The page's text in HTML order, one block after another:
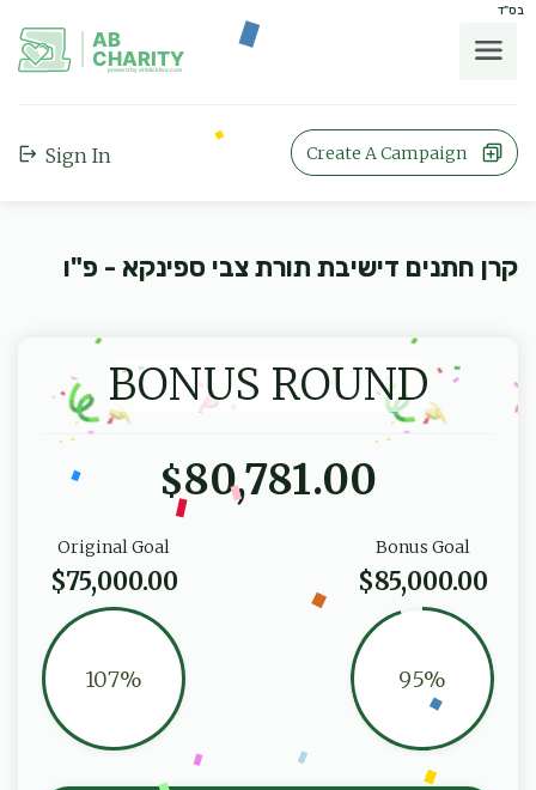
בס"ד
AB
CHARITY
powerd by ahblicklive.com
Sign In Create A Campaign
קרן חתנים דישיבת תורת צבי ספינקא - פ"ו
BONUS ROUND
$80,781.00
Bonus Goal
$85,000.00
95%
Original Goal
$75,000.00
107%